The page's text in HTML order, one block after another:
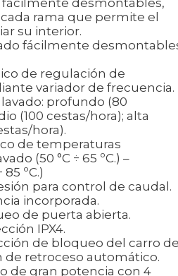
rama que permite el
su interior.
fácilmente
de regulación de
variador de frecuencia.
profundo (80
(100 cestas/hora); alta
hora).
de temperaturas
(50 °C ÷ 65 ºC.) –
ºC.)
para control de caudal.
incorporada.
de puerta abierta.
IPX4.
de bloqueo del carro
de retroceso automático.
de gran potencia con 4